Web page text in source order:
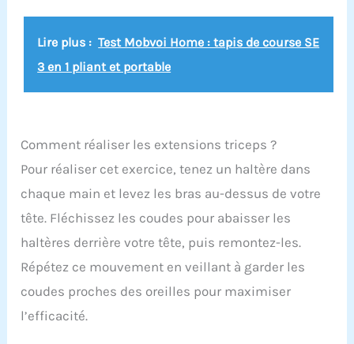
Lire plus : Test Mobvoi Home : tapis de course SE
3 en 1 pliant et portable
Comment réaliser les extensions triceps ?
Pour réaliser cet exercice, tenez un haltère dans
chaque main et levez les bras au-dessus de votre
tête. Fléchissez les coudes pour abaisser les
haltères derrière votre tête, puis remontez-les.
Répétez ce mouvement en veillant à garder les
coudes proches des oreilles pour maximiser
l’efficacité.